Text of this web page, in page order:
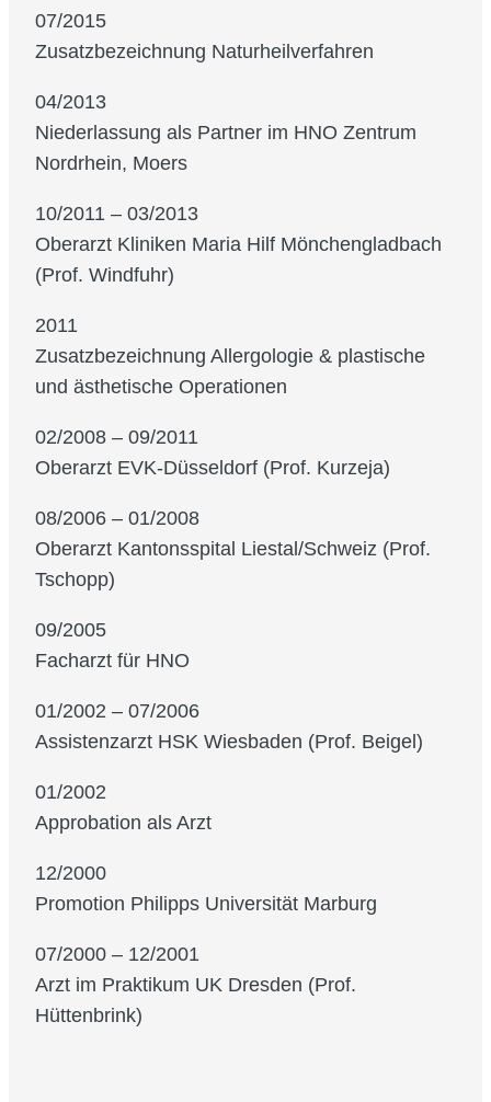
07/2015
Zusatzbezeichnung Naturheilverfahren
04/2013
Niederlassung als Partner im HNO Zentrum
Nordrhein, Moers
10/2011 – 03/2013
Oberarzt Kliniken Maria Hilf Mönchengladbach
(Prof. Windfuhr)
2011
Zusatzbezeichnung Allergologie & plastische
und ästhetische Operationen
02/2008 – 09/2011
Oberarzt EVK-Düsseldorf (Prof. Kurzeja)
08/2006 – 01/2008
Oberarzt Kantonsspital Liestal/Schweiz (Prof.
Tschopp)
09/2005
Facharzt für HNO
01/2002 – 07/2006
Assistenzarzt HSK Wiesbaden (Prof. Beigel)
01/2002
Approbation als Arzt
12/2000
Promotion Philipps Universität Marburg
07/2000 – 12/2001
Arzt im Praktikum UK Dresden (Prof.
Hüttenbrink)